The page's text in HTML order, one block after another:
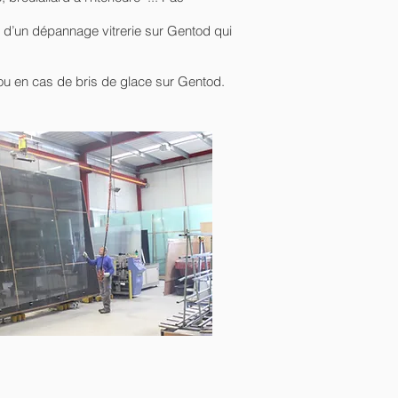
dépannage vitrerie sur Gentod qui
en cas de bris de glace sur Gentod.